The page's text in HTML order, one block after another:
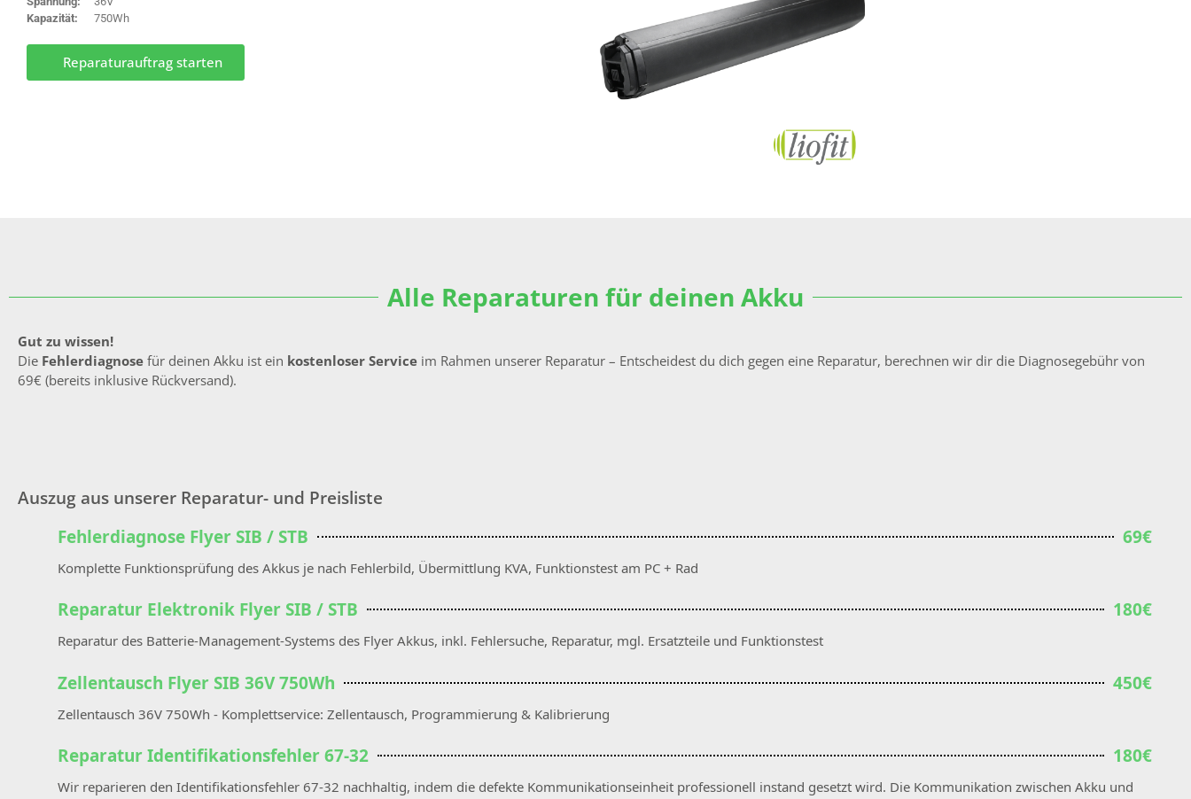
Kapazität:
750Wh
Reparaturauftrag starten
Alle Reparaturen für deinen Akku
Gut zu wissen!
Die Fehlerdiagnose für deinen Akku ist ein kostenloser Service im Rahmen unserer Reparatur – Entscheidest du dich gegen eine Reparatur, berechnen wir dir die Diagnosegebühr von
69€ (bereits inklusive Rückversand).
Auszug aus unserer Reparatur- und Preisliste
Fehlerdiagnose Flyer SIB / STB
69€
Komplette Funktionsprüfung des Akkus je nach Fehlerbild, Übermittlung KVA, Funktionstest am PC + Rad
Reparatur Elektronik Flyer SIB / STB 180€
Reparatur des Batterie-Management-Systems des Flyer Akkus, inkl. Fehlersuche, Reparatur, mgl. Ersatzteile und Funktionstest
Zellentausch Flyer SIB 36V 750Wh 450€
Zellentausch 36V 750Wh - Komplettservice: Zellentausch, Programmierung & Kalibrierung
Reparatur Identifikationsfehler 67-32 180€
Wir reparieren den Identifikationsfehler 67-32 nachhaltig, indem die defekte Kommunikationseinheit professionell instand gesetzt wird. Die Kommunikation zwischen Akku und